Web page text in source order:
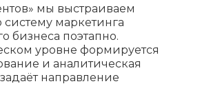
мы выстраиваем
маркетинга
бизнеса поэтапно.
уровне формируется
и аналитическая
направление